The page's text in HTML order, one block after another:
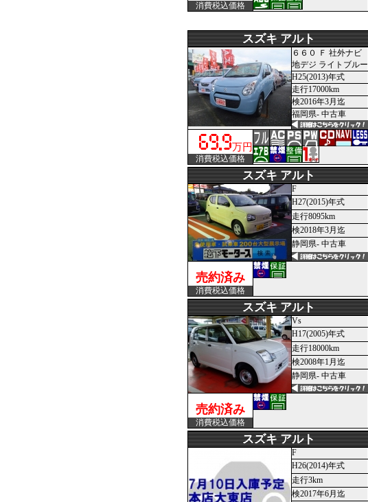
消費税込価格
スズキ アルト
６６０ Ｆ 社外ナビ
地デジ ライトブルー
H25(2013)年式
走行17000km
検2016年3月迄
福岡県- 中古車
万円
消費税込価格
スズキ アルト
F
H27(2015)年式
走行8095km
検2018年3月迄
静岡県- 中古車
売約済み
消費税込価格
スズキ アルト
Vs
H17(2005)年式
走行18000km
検2008年1月迄
静岡県- 中古車
売約済み
消費税込価格
スズキ アルト
F
H26(2014)年式
走行3km
検2017年6月迄